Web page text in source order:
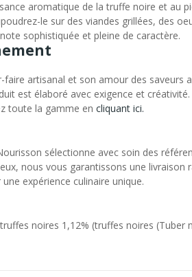
aromatique de la truffe noire et au
le sur des viandes grillées, des
sophistiquée et pleine de caractère.
artisanal et son amour des saveurs
est élaboré avec exigence et
toute la gamme en cliquant ici.
sélectionne avec soin des
nous vous garantissons une livraison
expérience culinaire unique.
noires 1,12% (truffes noires